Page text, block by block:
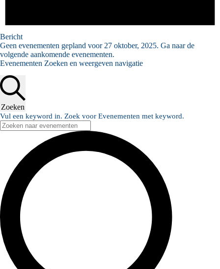
Bericht
Geen evenementen gepland voor 27 oktober, 2025. Ga naar de
volgende aankomende evenementen.
Evenementen Zoeken en weergeven navigatie
Zoeken
Vul een keyword in. Zoek voor Evenementen met keyword.